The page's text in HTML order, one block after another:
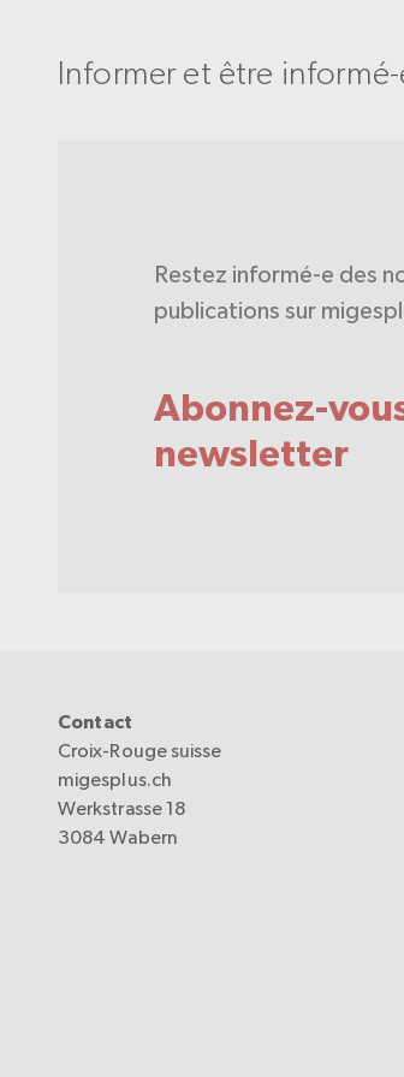
Informer et être
Restez informé-e des
publications sur
Abonnez-
newsletter
Contact
Croix-Rouge suisse
migesplus.ch
Werkstrasse 18
3084 Wabern